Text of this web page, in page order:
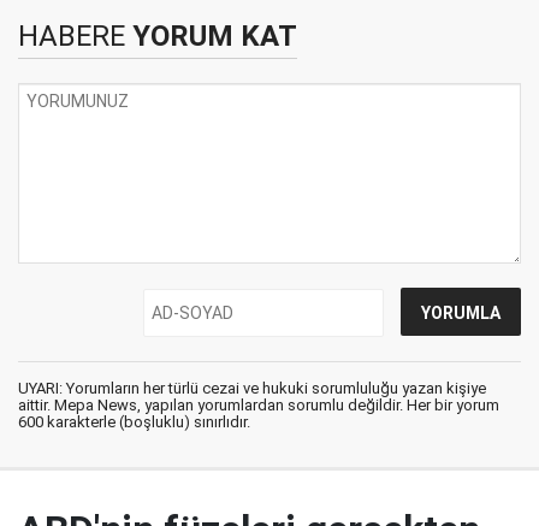
HABERE YORUM KAT
UYARI: Yorumların her türlü cezai ve hukuki sorumluluğu yazan kişiye
aittir. Mepa News, yapılan yorumlardan sorumlu değildir. Her bir yorum
600 karakterle (boşluklu) sınırlıdır.